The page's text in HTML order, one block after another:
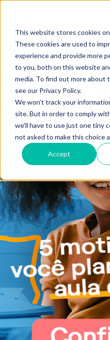
This website stores cookies
These cookies are used to
experience and provide more
to you, both on this website
media. To find out more about
see our Privacy Policy.
We won't track your
site. But in order to comply
we'll have to use just one tiny
not asked to make this choice
Accept